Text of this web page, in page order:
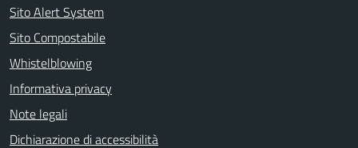
Sito Alert System
Sito Compostabile
Whistelblowing
Informativa privacy
Note legali
Dichiarazione di accessibilità